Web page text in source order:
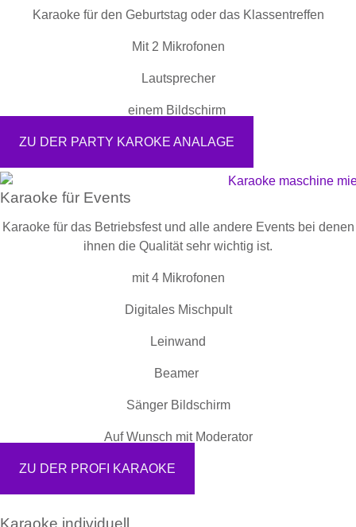
Karaoke für den Geburtstag oder das Klassentreffen
Mit 2 Mikrofonen
Lautsprecher
einem Bildschirm
ZU DER PARTY KAROKE ANALAGE
Karaoke für Events
Karaoke für das Betriebsfest und alle andere Events bei denen
ihnen die Qualität sehr wichtig ist.
mit 4 Mikrofonen
Digitales Mischpult
Leinwand
Beamer
Sänger Bildschirm
Auf Wunsch mit Moderator
ZU DER PROFI KARAOKE
Karaoke individuell